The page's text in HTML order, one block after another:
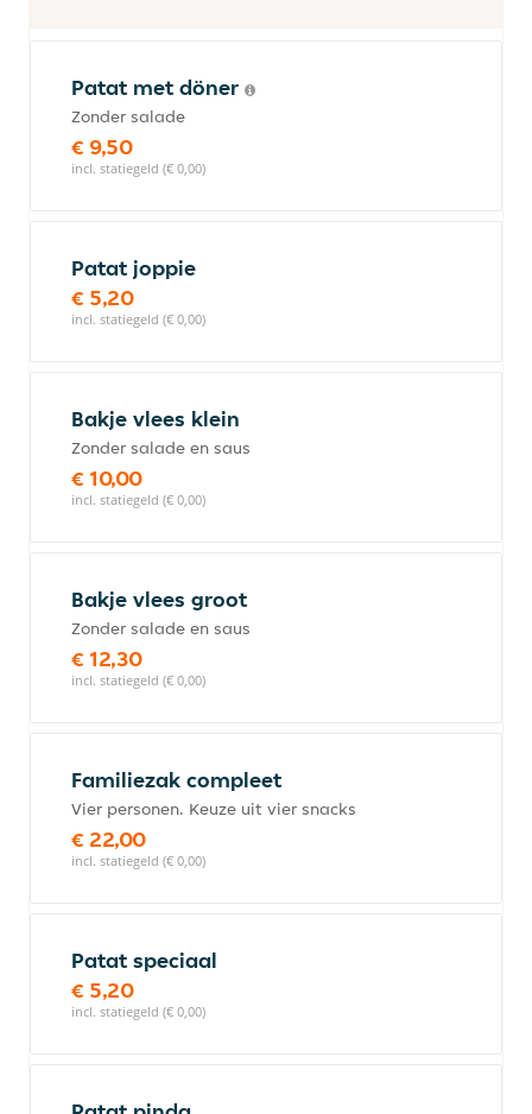
Patat met döner
Zonder salade
€ 9,50
incl. statiegeld (€ 0,00)
Patat joppie
€ 5,20
incl. statiegeld (€ 0,00)
Bakje vlees klein
Zonder salade en saus
€ 10,00
incl. statiegeld (€ 0,00)
Bakje vlees groot
Zonder salade en saus
€ 12,30
incl. statiegeld (€ 0,00)
Familiezak compleet
Vier personen. Keuze uit vier snacks
€ 22,00
incl. statiegeld (€ 0,00)
Patat speciaal
€ 5,20
incl. statiegeld (€ 0,00)